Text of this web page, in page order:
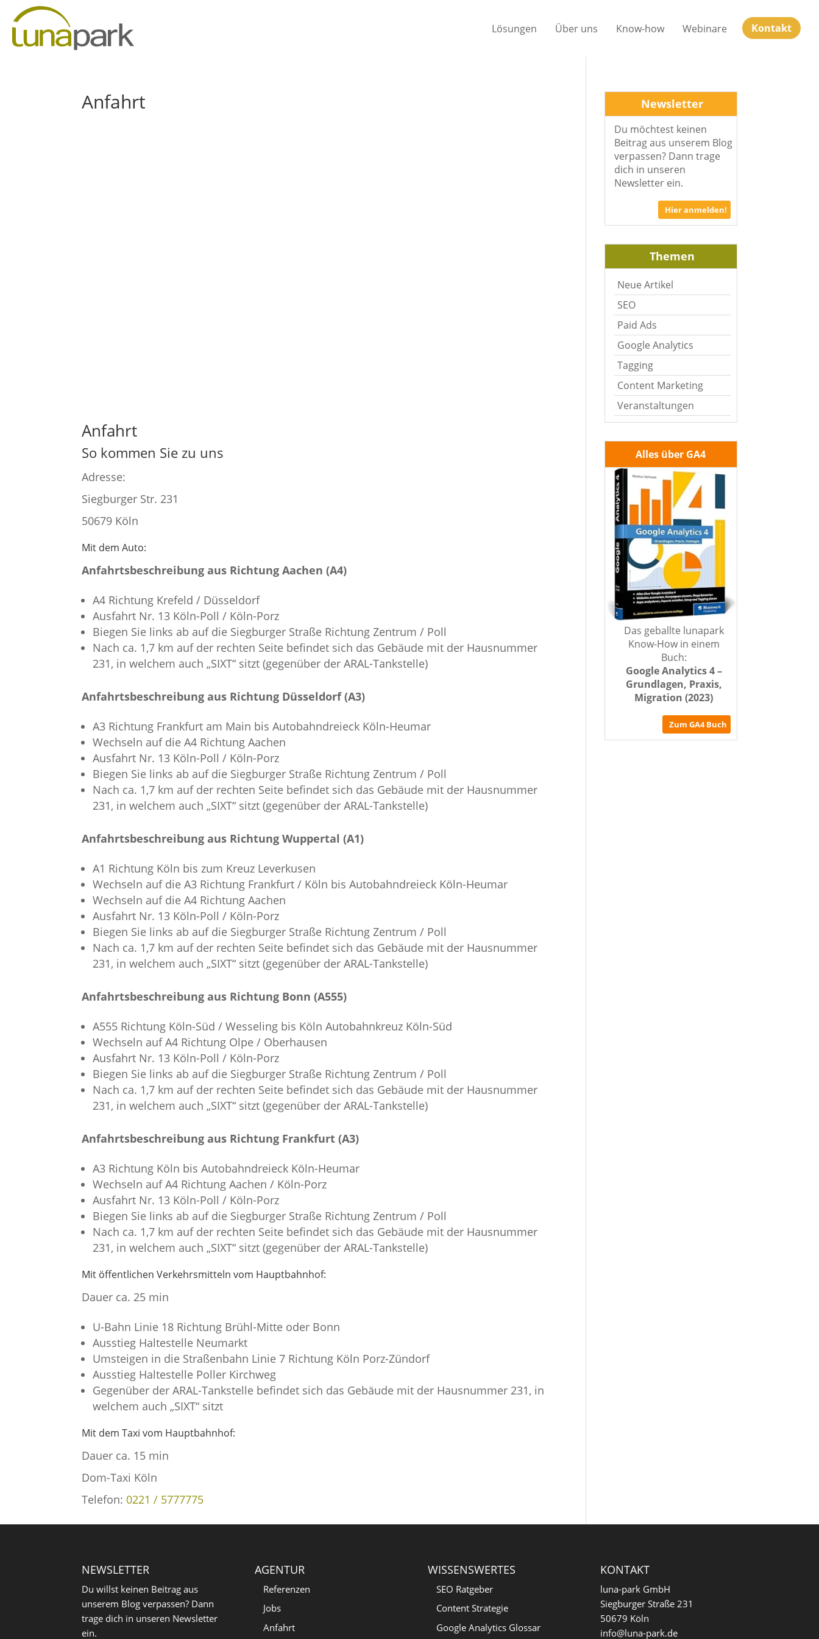
Lösungen Über uns Know-how Webinare Kontakt
Anfahrt
Anfahrt
So kommen Sie zu uns
Adresse:
Siegburger Str. 231
50679 Köln
Mit dem Auto:
Anfahrtsbeschreibung aus Richtung Aachen (A4)
A4 Richtung Krefeld / Düsseldorf
Ausfahrt Nr. 13 Köln-Poll / Köln-Porz
Biegen Sie links ab auf die Siegburger Straße Richtung Zentrum / Poll
Nach ca. 1,7 km auf der rechten Seite befindet sich das Gebäude mit der Hausnummer
231, in welchem auch „SIXT“ sitzt (gegenüber der ARAL-Tankstelle)
Anfahrtsbeschreibung aus Richtung Düsseldorf (A3)
A3 Richtung Frankfurt am Main bis Autobahndreieck Köln-Heumar
Wechseln auf die A4 Richtung Aachen
Ausfahrt Nr. 13 Köln-Poll / Köln-Porz
Biegen Sie links ab auf die Siegburger Straße Richtung Zentrum / Poll
Nach ca. 1,7 km auf der rechten Seite befindet sich das Gebäude mit der Hausnummer
231, in welchem auch „SIXT“ sitzt (gegenüber der ARAL-Tankstelle)
Anfahrtsbeschreibung aus Richtung Wuppertal (A1)
A1 Richtung Köln bis zum Kreuz Leverkusen
Wechseln auf die A3 Richtung Frankfurt / Köln bis Autobahndreieck Köln-Heumar
Wechseln auf die A4 Richtung Aachen
Ausfahrt Nr. 13 Köln-Poll / Köln-Porz
Biegen Sie links ab auf die Siegburger Straße Richtung Zentrum / Poll
Nach ca. 1,7 km auf der rechten Seite befindet sich das Gebäude mit der Hausnummer
231, in welchem auch „SIXT“ sitzt (gegenüber der ARAL-Tankstelle)
Anfahrtsbeschreibung aus Richtung Bonn (A555)
A555 Richtung Köln-Süd / Wesseling bis Köln Autobahnkreuz Köln-Süd
Wechseln auf A4 Richtung Olpe / Oberhausen
Ausfahrt Nr. 13 Köln-Poll / Köln-Porz
Biegen Sie links ab auf die Siegburger Straße Richtung Zentrum / Poll
Nach ca. 1,7 km auf der rechten Seite befindet sich das Gebäude mit der Hausnummer
231, in welchem auch „SIXT“ sitzt (gegenüber der ARAL-Tankstelle)
Anfahrtsbeschreibung aus Richtung Frankfurt (A3)
A3 Richtung Köln bis Autobahndreieck Köln-Heumar
Wechseln auf A4 Richtung Aachen / Köln-Porz
Ausfahrt Nr. 13 Köln-Poll / Köln-Porz
Biegen Sie links ab auf die Siegburger Straße Richtung Zentrum / Poll
Nach ca. 1,7 km auf der rechten Seite befindet sich das Gebäude mit der Hausnummer
231, in welchem auch „SIXT“ sitzt (gegenüber der ARAL-Tankstelle)
Mit öffentlichen Verkehrsmitteln vom Hauptbahnhof:
Dauer ca. 25 min
U-Bahn Linie 18 Richtung Brühl-Mitte oder Bonn
Ausstieg Haltestelle Neumarkt
Umsteigen in die Straßenbahn Linie 7 Richtung Köln Porz-Zündorf
Ausstieg Haltestelle Poller Kirchweg
Gegenüber der ARAL-Tankstelle befindet sich das Gebäude mit der Hausnummer 231, in
welchem auch „SIXT“ sitzt
Mit dem Taxi vom Hauptbahnhof:
Dauer ca. 15 min
Dom-Taxi Köln
Telefon: 0221 / 5777775
Newsletter
Du möchtest keinen
Beitrag aus unserem Blog
verpassen? Dann trage
dich in unseren
Newsletter ein.
Hier anmelden!
Themen
Neue Artikel
SEO
Paid Ads
Google Analytics
Tagging
Content Marketing
Veranstaltungen
Alles über GA4
Das geballte lunapark
Know-How in einem
Buch:
Google Analytics 4 –
Grundlagen, Praxis,
Migration (2023)
Zum GA4 Buch
NEWSLETTER
Du willst keinen Beitrag aus
unserem Blog verpassen? Dann
trage dich in unseren Newsletter
ein.
AGENTUR
Referenzen
Jobs
Anfahrt
WISSENSWERTES
SEO Ratgeber
Content Strategie
Google Analytics Glossar
KONTAKT
luna-park GmbH
Siegburger Straße 231
50679 Köln
info@luna-park.de